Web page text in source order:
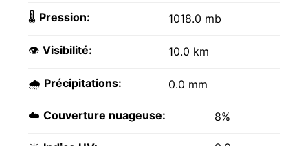
🌡️ Pression: 1018.0 mb
👁️ Visibilité: 10.0 km
🌧️ Précipitations: 0.0 mm
☁️ Couverture nuageuse: 8%